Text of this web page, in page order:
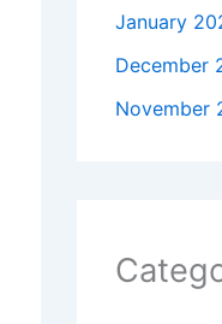
January
December
November